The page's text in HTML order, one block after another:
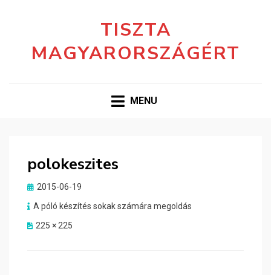
TISZTA
MAGYARORSZÁGÉRT
MENU
polokeszites
Posted
2015-06-19
A póló készítés sokak számára megoldás
225 × 225